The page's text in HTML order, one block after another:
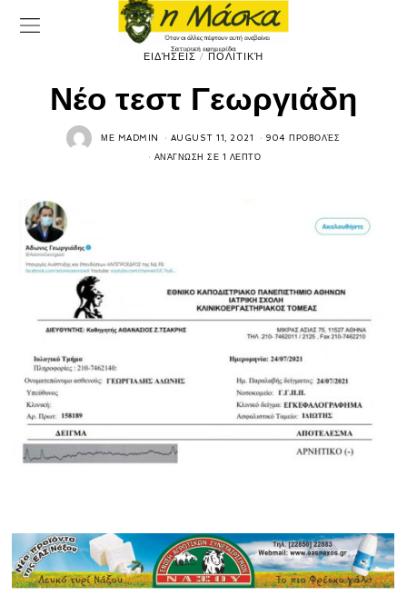
ΕΙΔΉΣΕΙΣ / ΠΟΛΙΤΙΚΉ
Νέο τεστ Γεωργιάδη
ΜΕ MADMIN AUGUST 11, 2021 904 ΠΡΟΒΟΛΈΣ
ΑΝΆΓΝΩΣΗ ΣΕ 1 ΛΕΠΤΌ